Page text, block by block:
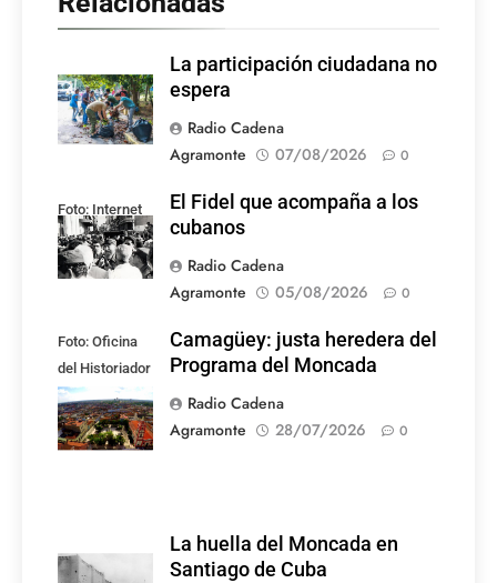
La participación ciudadana no
espera
Radio Cadena
Agramonte
07/08/2026 0
Foto: Internet
El Fidel que acompaña a los
cubanos
Radio Cadena
Agramonte
05/08/2026 0
Foto: Oficina
del Historiador
de la Ciudad de
Camagüey
Camagüey: justa heredera del
Programa del Moncada
Radio Cadena
Agramonte
28/07/2026 0
La huella del Moncada en
Santiago de Cuba